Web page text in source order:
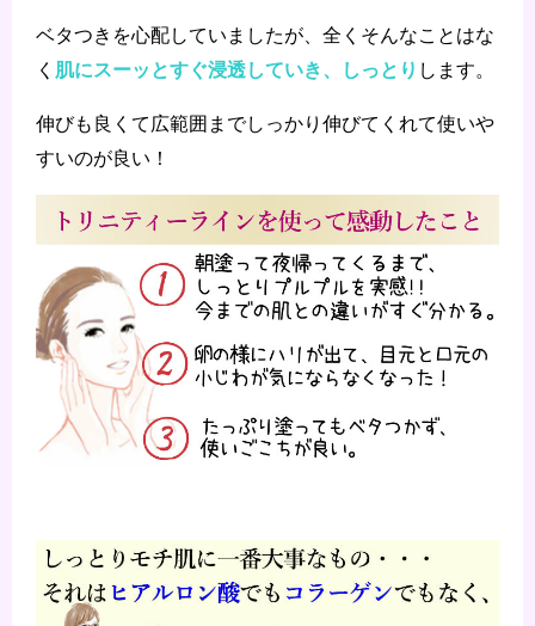
ベタつきを心配していましたが、全くそんなことはな
く 肌にスーッとすぐ浸透していき、しっとり します。
伸びも良くて広範囲までしっかり伸びてくれて使いや
すいのが良い！